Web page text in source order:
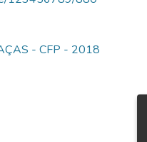
- CFP - 2018